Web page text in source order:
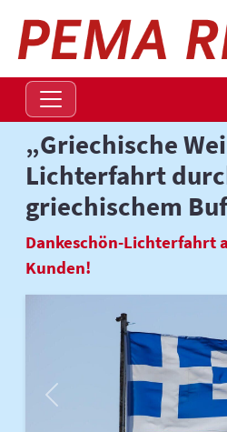
Navigation überspringen
„Griechische
Lichterfahrt
griechischem
Dankeschön-Lichterfahrt
Kunden!